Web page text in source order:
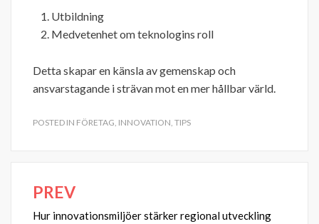
Utbildning
Medvetenhet om teknologins roll
Detta skapar en känsla av gemenskap och
ansvarstagande i strävan mot en mer hållbar värld.
POSTED IN FÖRETAG, INNOVATION, TIPS
Inläggsnavigering
PREV
Hur innovationsmiljöer stärker regional utveckling